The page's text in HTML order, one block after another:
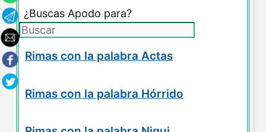
¿Buscas Apodo para?
Rimas con la palabra Actas
Rimas con la palabra Hórrido